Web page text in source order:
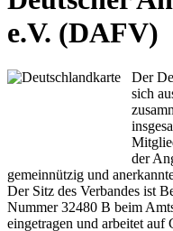
e.V. (DAFV)
Der
sich
der
gemeinnützig und
Der Sitz des Verbandes ist
Nummer 32480 B beim
eingetragen und arbeitet auf